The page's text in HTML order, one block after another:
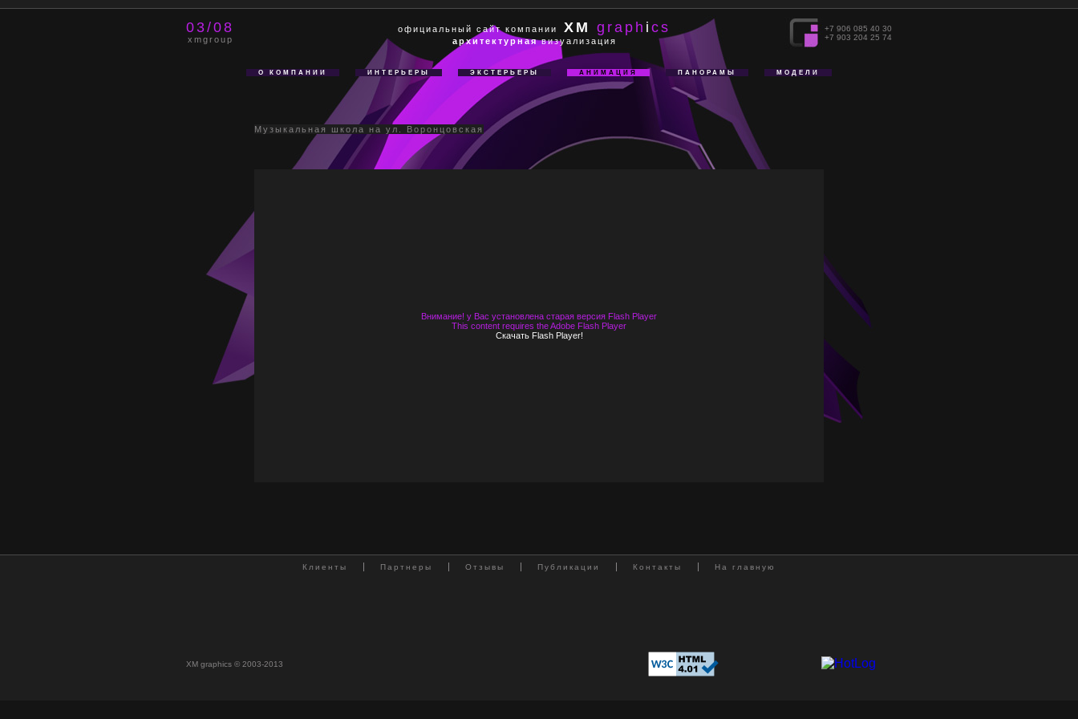
03/08
xmgroup
официальный сайт компании XM graph i cs
архитектурнаявизуализация
+7 906 085 40 30
+7 903 204 25 74
О КОМПАНИИ ИНТЕРЬЕРЫ ЭКСТЕРЬЕРЫ АНИМАЦИЯ ПАНОРАМЫ МОДЕЛИ
Музыкальная школа на ул. Воронцовская
Внимание! у Вас установлена старая версия Flash Player
This content requires the Adobe Flash Player
Скачать Flash Player!
Клиенты Партнеры Отзывы Публикации Контакты На главную
XM graphics © 2003-2013